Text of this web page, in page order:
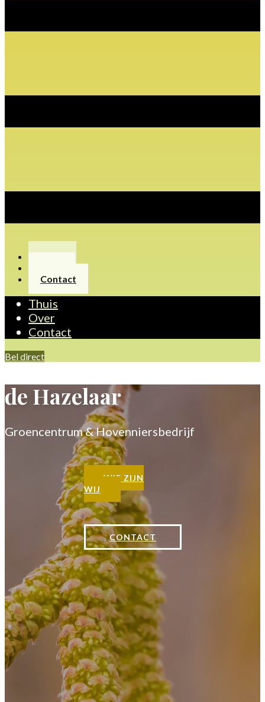
Contact
Thuis
Over
Contact
Bel direct
de Hazelaar
Groencentrum & Hovenniersbedrijf
WIE ZIJN
WIJ
CONTACT